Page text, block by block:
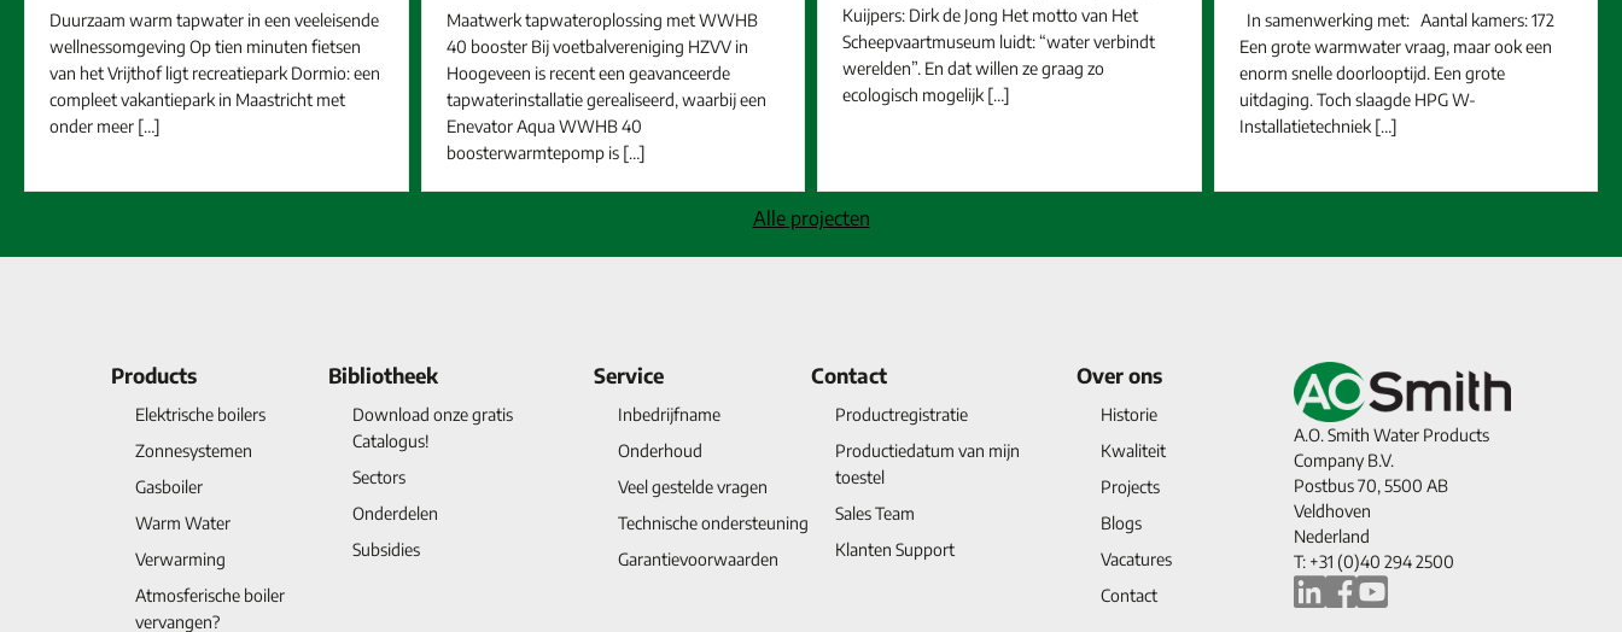
Duurzaam warm tapwater in een veeleisende
wellnessomgeving Op tien minuten fietsen
van het Vrijthof ligt recreatiepark Dormio: een
compleet vakantiepark in Maastricht met
onder meer […]
Maatwerk tapwateroplossing met WWHB
40 booster Bij voetbalvereniging HZVV in
Hoogeveen is recent een geavanceerde
tapwaterinstallatie gerealiseerd, waarbij een
Enevator Aqua WWHB 40
boosterwarmtepomp is […]
Kuijpers: Dirk de Jong Het motto van Het
Scheepvaartmuseum luidt: “water verbindt
werelden”. En dat willen ze graag zo
ecologisch mogelijk […]
In samenwerking met: Aantal kamers: 172
Een grote warmwater vraag, maar ook een
enorm snelle doorlooptijd. Een grote
uitdaging. Toch slaagde HPG W-
Installatietechniek […]
Alle projecten
Products
Elektrische boilers
Zonnesystemen
Gasboiler
Warm Water
Verwarming
Atmosferische boiler
vervangen?
Bibliotheek
Download onze gratis
Catalogus!
Sectors
Onderdelen
Subsidies
Service
Inbedrijfname
Onderhoud
Veel gestelde vragen
Technische ondersteuning
Garantievoorwaarden
Contact
Productregistratie
Productiedatum van mijn
toestel
Sales Team
Klanten Support
Over ons
Historie
Kwaliteit
Projects
Blogs
Vacatures
Contact
A.O. Smith Water Products
Company B.V.
Postbus 70, 5500 AB
Veldhoven
Nederland
T: +31 (0)40 294 2500